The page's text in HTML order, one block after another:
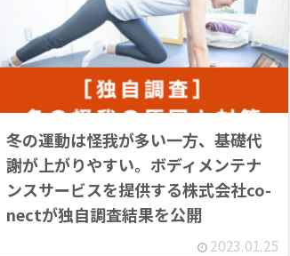
冬の運動は怪我が多い一方、基礎代
謝が上がりやすい。ボディメンテナ
ンスサービスを提供する株式会社co-
nectが独自調査結果を公開
2023.01.25